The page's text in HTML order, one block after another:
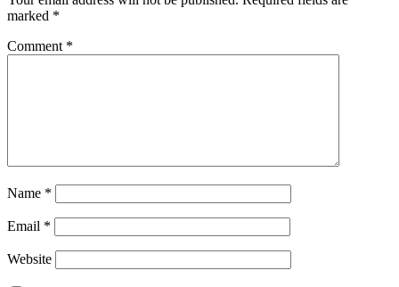
marked *
Comment *
Name *
Email *
Website